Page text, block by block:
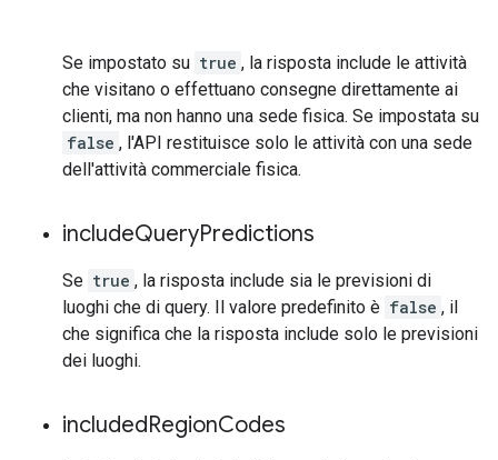
Se impostato su true , la risposta include le attività
che visitano o effettuano consegne direttamente ai
clienti, ma non hanno una sede fisica. Se impostata su
false , l'API restituisce solo le attività con una sede
dell'attività commerciale fisica.
includeQueryPredictions
Se true , la risposta include sia le previsioni di
luoghi che di query. Il valore predefinito è false , il
che significa che la risposta include solo le previsioni
dei luoghi.
includedRegionCodes